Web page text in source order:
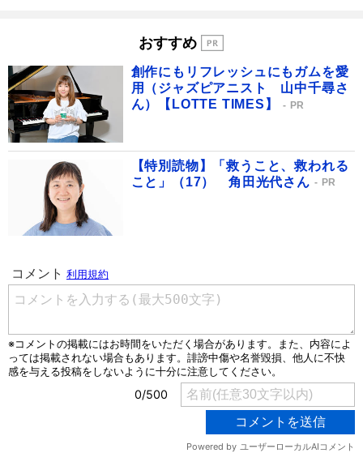
おすすめ
創作にもリフレッシュにもガムを愛
用（ジャズピアニスト 山中千尋さ
ん）【LOTTE TIMES】
PR
【特別読物】「救うこと、救われる
こと」（17） 角田光代さん
PR